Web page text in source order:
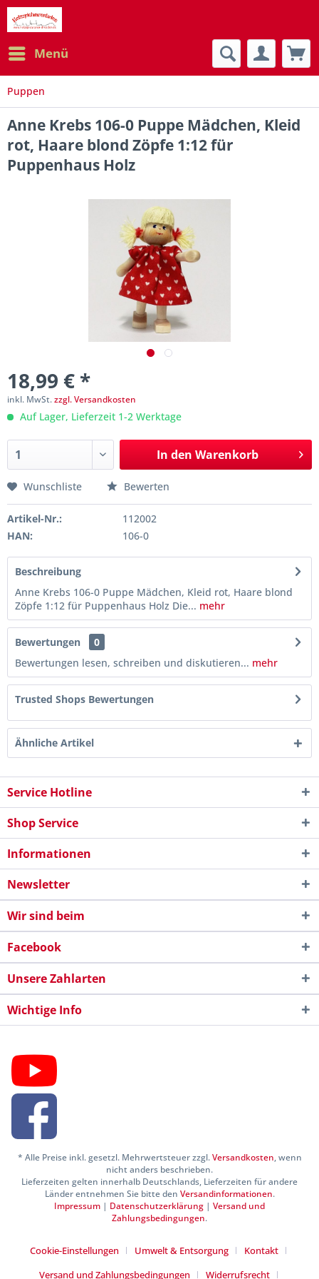
Menü
Puppen
Anne Krebs 106-0 Puppe Mädchen, Kleid
rot, Haare blond Zöpfe 1:12 für
Puppenhaus Holz
18,99 € *
inkl. MwSt.zzgl. Versandkosten
Auf Lager, Lieferzeit 1-2 Werktage
In den Warenkorb
Wunschliste Bewerten
Artikel-Nr.:
112002
HAN:
106-0
Beschreibung
Anne Krebs 106-0 Puppe Mädchen, Kleid rot, Haare blond
Zöpfe 1:12 für Puppenhaus Holz Die... mehr
Bewertungen
0
Bewertungen lesen, schreiben und diskutieren... mehr
Trusted Shops Bewertungen
Ähnliche Artikel
Service Hotline
Shop Service
Informationen
Newsletter
Wir sind beim
Facebook
Unsere Zahlarten
Wichtige Info
* Alle Preise inkl. gesetzl. Mehrwertsteuer zzgl.Versandkosten, wenn
nicht anders beschrieben.
Lieferzeiten gelten innerhalb Deutschlands, Lieferzeiten für andere
Länder entnehmen Sie bitte den Versandinformationen.
Impressum | Datenschutzerklärung | Versand und
Zahlungsbedingungen.
Cookie-Einstellungen Umwelt & Entsorgung
Kontakt
Versand und Zahlungsbedingungen
Widerrufsrecht